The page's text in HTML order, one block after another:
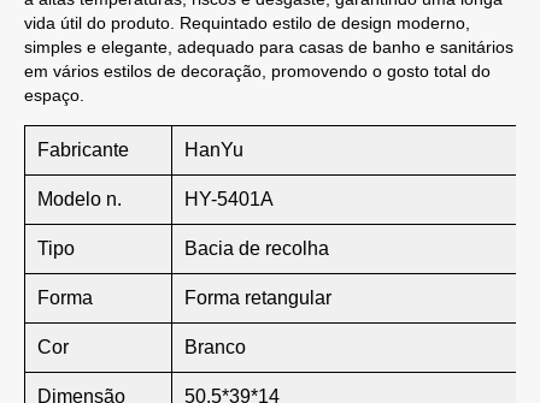
vida útil do produto. Requintado estilo de design moderno,
simples e elegante, adequado para casas de banho e sanitários
em vários estilos de decoração, promovendo o gosto total do
espaço.
Fabricante HanYu
Modelo n. HY-5401A
Tipo Bacia de recolha
Forma Forma retangular
Cor Branco
Dimensão 50.5*39*14